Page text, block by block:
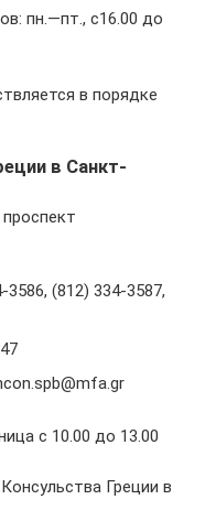
пн.—пт., с16.00 до
в порядке
в Санкт-
(812) 334-3587,
с 10.00 до 13.00
Греции в